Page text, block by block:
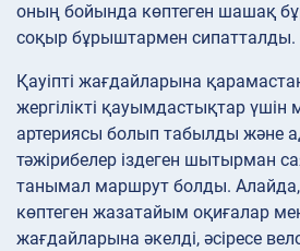
оның бойында көптеген шашақ
соқыр бұрыштармен сипатталды.
Қауіпті жағдайларына
жергілікті қауымдастықтар
артериясы болып табылды және
тәжірибелер іздеген шытырман
танымал маршрут болды. Алайда,
көптеген жазатайым оқиғалар
жағдайларына әкелді, әсіресе